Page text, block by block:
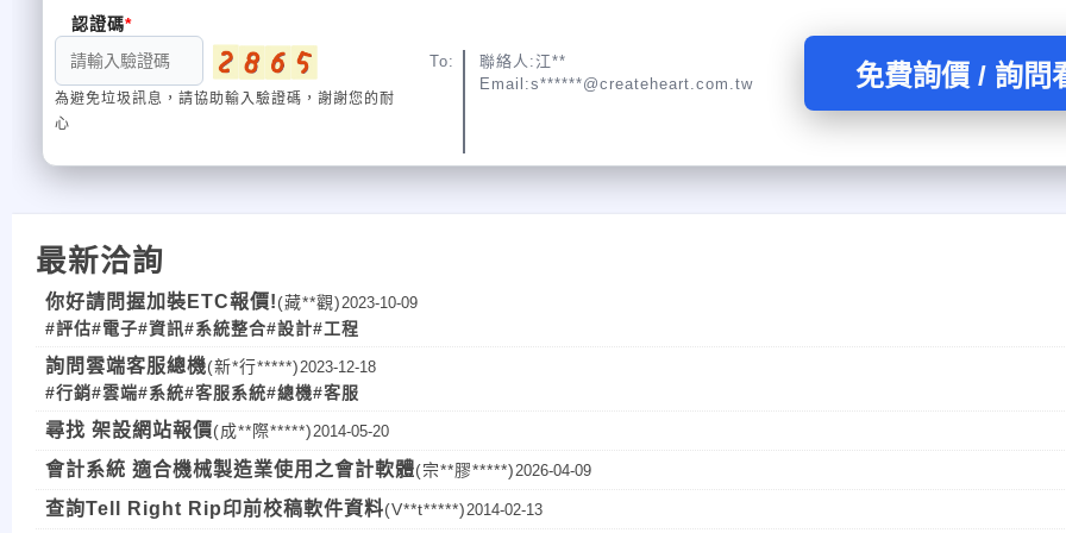
認證碼
為避免垃圾訊息，請協助輸入驗證碼，謝謝您的耐
心
To:
聯絡人:江**
Email:s******@createheart.com.tw
免費詢價 / 詢問
最新洽詢
你好請問握加裝ETC報價!(藏**觀) 2023-10-09
#評估#電子#資訊#系統整合#設計#工程
詢問雲端客服總機(新*行*****) 2023-12-18
#行銷#雲端#系統#客服系統#總機#客服
尋找 架設網站報價(成**際*****) 2014-05-20
會計系統 適合機械製造業使用之會計軟體(宗**膠*****) 2026-04-09
查詢Tell Right Rip印前校稿軟件資料(V**t*****) 2014-02-13